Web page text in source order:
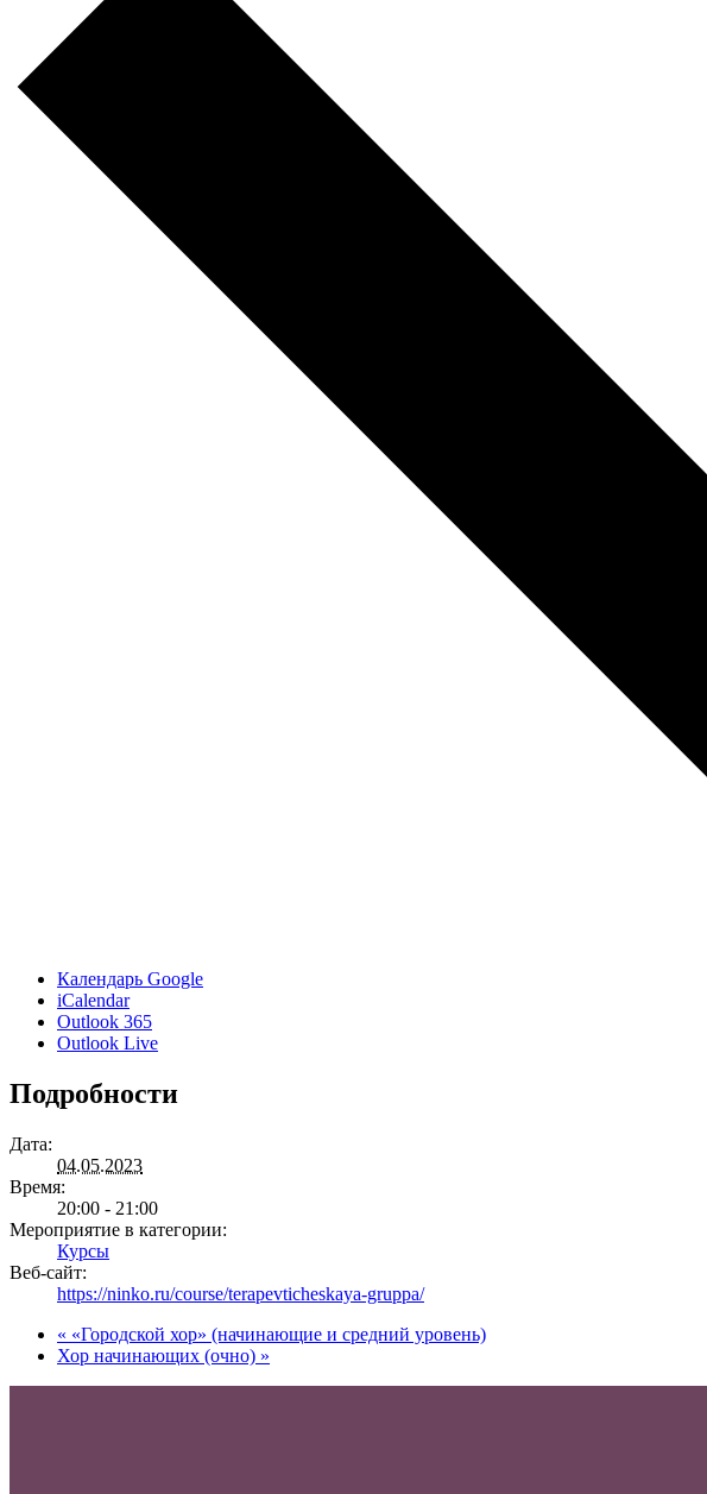
Календарь Google
iCalendar
Outlook 365
Outlook Live
Подробности
Дата:
04.05.2023
Время:
20:00 - 21:00
Мероприятие в категории:
Курсы
Веб-сайт:
https://ninko.ru/course/terapevticheskaya-gruppa/
« «Городской хор» (начинающие и средний уровень)
Хор начинающих (очно) »